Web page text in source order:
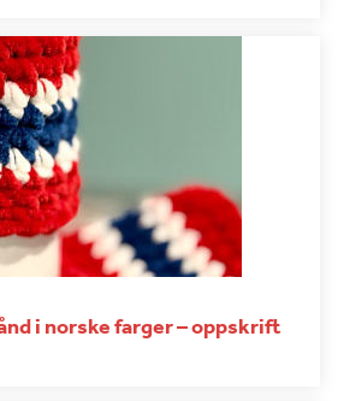
i norske farger – oppskrift